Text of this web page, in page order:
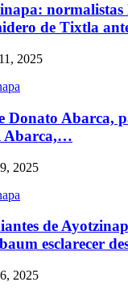
de Tixtla
2025
Donato Abarca,
Abarca,…
2025
de
esclarecer
2025